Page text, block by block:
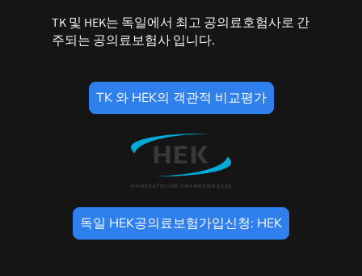
TK 및 HEK는 독일에서 최고 공의료호험사로 간
주되는 공의료보험사 입니다.
TK 와 HEK의 객관적 비교평가
독일 HEK공의료보험가입신청: HEK